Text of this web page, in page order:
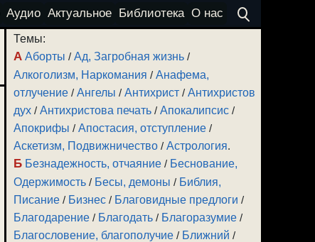
Аудио Актуальное Библиотека О нас
Темы:
А Аборты /Ад, Загробная жизнь /
Алкоголизм, Наркомания /Анафема,
отлучение /Ангелы /Антихрист /Антихристов
дух /Антихристова печать /Апокалипсис /
Апокрифы /Апостасия, отступление /
Аскетизм, Подвижничество /Астрология.
Б Безнадежность, отчаяние / Беснование,
Одержимость / Бесы, демоны / Библия,
Писание / Бизнес / Благовидные предлоги /
Благодарение / Благодать / Благоразумие /
Благословение, благополучие / Ближний /